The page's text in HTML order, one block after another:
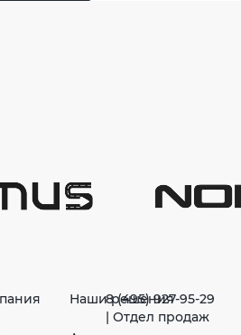
Наши решения
8 (495) 927-95-29
| Отдел продаж